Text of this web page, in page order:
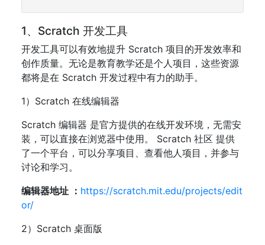
1、Scratch 开发工具
开发工具可以有效地提升 Scratch 项目的开发效率和
创作质量。无论是教育教学还是个人项目，这些资源
都将是在 Scratch 开发过程中有力的助手。
1）Scratch 在线编辑器
Scratch 编辑器 是官方提供的在线开发环境，无需安
装，可以直接在浏览器中使用。 Scratch 社区 提供
了一个平台，可以分享项目、查看他人项目，并参与
讨论和学习。
编辑器地址 ： https://scratch.mit.edu/projects/edit
or/
2）Scratch 桌面版